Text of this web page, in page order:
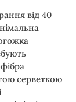
від 40
серветкою